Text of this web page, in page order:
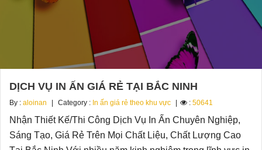
DỊCH VỤ IN ẤN GIÁ RẺ TẠI BẮC NINH
By : aloinan Category : In ấn giá rẻ theo khu vực : 50641
Nhận Thiết Kế/Thi Công Dịch Vụ In Ấn Chuyên Nghiệp,
Sáng Tạo, Giá Rẻ Trên Mọi Chất Liệu, Chất Lượng Cao